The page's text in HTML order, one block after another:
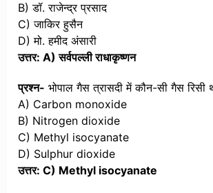
B) डॉ. राजेन्द्र प्रसाद
C) जाकिर हुसैन
D) मो. हमीद अंसारी
उत्तर: A) सर्वपल्ली राधाकृष्णन
प्रश्न- भोपाल गैस त्रासदी में कौन-सी गैस रिसी
A) Carbon monoxide
B) Nitrogen dioxide
C) Methyl isocyanate
D) Sulphur dioxide
उत्तर: C) Methyl isocyanate